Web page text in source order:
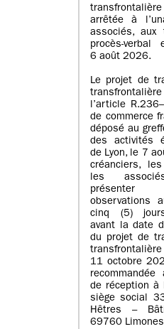
arrêtée à
associés, aux
procès-
6 août 2026.
Le projet de
l’article
de commerce
déposé au
des activités
de Lyon, le 7
créanciers,
les
observations
cinq (5)
avant la date
du projet de
11 octobre
recommandée
de réception à
siège social
Hêtres –
69760